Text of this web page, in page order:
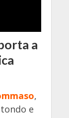
a
,
e